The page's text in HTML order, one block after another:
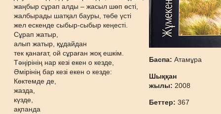
жаңбыр сұрап алды – жасыл шөп өсті,
жалбырады шатқал бауры, төбе үсті
жел ескенде сыбыр-сыбыр кеңесті.
Сұрап жатыр,
алып жатыр, құдайдан
тек қанағат, ой сұраған жоқ ешкім.
Тәңірінің нар кезі екен о кезде,
Әмірінің бар кезі екен о кезде:
Көктемде де,
жазда,
күзде,
ақпанда
Баспа:Атамұра
Шыққан
жылы: 2008
Беттер:367